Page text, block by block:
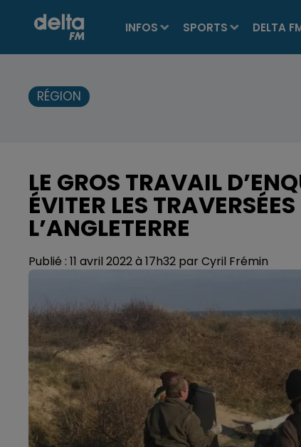
INFOS SPORTS DELTA
RÉGION
LE GROS TRAVAIL
ÉVITER LES
L’ANGLETERRE
Publié : 11 avril 2022 à 17h32 par Cyril Frémin